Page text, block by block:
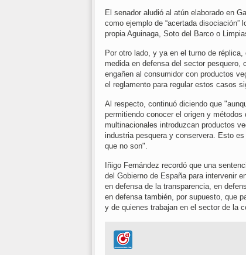
El senador aludió al atún elaborado en
como ejemplo de “acertada
propia Aguinaga, Soto del Barco o
Por otro lado, y ya en el turno de
medida en defensa del sector pesquero,
engañen al consumidor con productos
el reglamento para regular estos casos
Al respecto, continuó diciendo que
permitiendo conocer el origen y
multinacionales introduzcan productos
industria pesquera y conservera. Esto
que no son".
Iñigo Fernández recordó que una
del Gobierno de España para intervenir
en defensa de la transparencia, en
en defensa también, por supuesto, que
y de quienes trabajan en el sector de la